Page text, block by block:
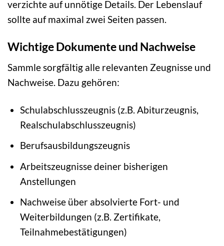
verzichte auf unnötige Details. Der Lebenslauf
sollte auf maximal zwei Seiten passen.
Wichtige Dokumente und Nachweise
Sammle sorgfältig alle relevanten Zeugnisse und
Nachweise. Dazu gehören:
Schulabschlusszeugnis (z.B. Abiturzeugnis,
Realschulabschlusszeugnis)
Berufsausbildungszeugnis
Arbeitszeugnisse deiner bisherigen
Anstellungen
Nachweise über absolvierte Fort- und
Weiterbildungen (z.B. Zertifikate,
Teilnahmebestätigungen)